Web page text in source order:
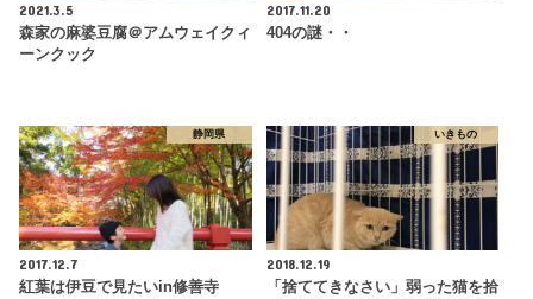
2021.3.5
森家の麻婆豆腐＠アムウェイクィ
ーンクック
2017.11.20
404の謎・・
静岡県
2017.12.7
紅葉は伊豆で見たいin修善寺
いきもの
2018.12.19
「捨ててきなさい」弱った猫を拾